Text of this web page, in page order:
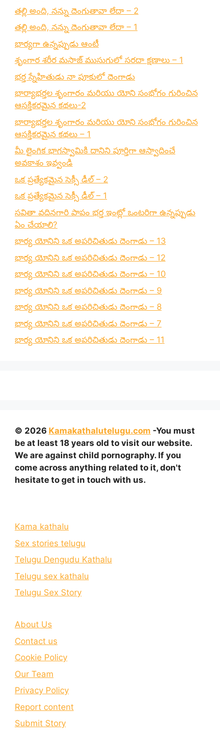
తల్లి అంది, నన్ను దెంగుతావా లేదా – 2
తల్లి అంది, నన్ను దెంగుతావా లేదా – 1
భార్యగా ఉన్నప్పుడు ఆంటీ
శృంగార శరీర మసాజ్ ముసుగులో సరదా క్షణాలు – 1
భర్త స్నేహితుడు నా పూకులో దెంగాడు
భార్యాభర్తల శృంగారం మరియు యోని సంభోగం గురించిన
ఆసక్తికరమైన కథలు-2
భార్యాభర్తల శృంగారం మరియు యోని సంభోగం గురించిన
ఆసక్తికరమైన కథలు – 1
మీ లైంగిక భాగస్వామికి దానిని పూర్తిగా ఆస్వాదించే
అవకాశం ఇవ్వండి
ఒక ప్రత్యేకమైన సెక్సీ డీల్ – 2
ఒక ప్రత్యేకమైన సెక్సీ డీల్ – 1
సవితా వదినగారి పాపం భర్త ఇంట్లో ఒంటరిగా ఉన్నప్పుడు
ఏం చేయాలి?
భార్య యోనిని ఒక అపరిచితుడు దెంగాడు – 13
భార్య యోనిని ఒక అపరిచితుడు దెంగాడు – 12
భార్య యోనిని ఒక అపరిచితుడు దెంగాడు – 10
భార్య యోనిని ఒక అపరిచితుడు దెంగాడు – 9
భార్య యోనిని ఒక అపరిచితుడు దెంగాడు – 8
భార్య యోనిని ఒక అపరిచితుడు దెంగాడు – 7
భార్య యోనిని ఒక అపరిచితుడు దెంగాడు – 11
© 2026 Kamakathalutelugu.com -You must
be at least 18 years old to visit our website.
We are against child pornography. If you
come across anything related to it, don't
hesitate to get in touch with us.
Kama kathalu
Sex stories telugu
Telugu Dengudu Kathalu
Telugu sex kathalu
Telugu Sex Story
About Us
Contact us
Cookie Policy
Our Team
Privacy Policy
Report content
Submit Story